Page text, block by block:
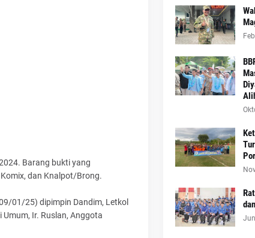
Barang bukti yang
dan Knalpot/Brong.
01/25) dipimpin Dandim, Letkol
Ir. Ruslan, Anggota